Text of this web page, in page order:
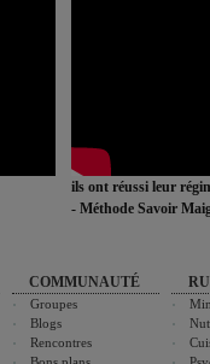
ils ont réussi leur
- Méthode Savoir
COMMUNAUTÉ
Groupes
Blogs
Rencontres